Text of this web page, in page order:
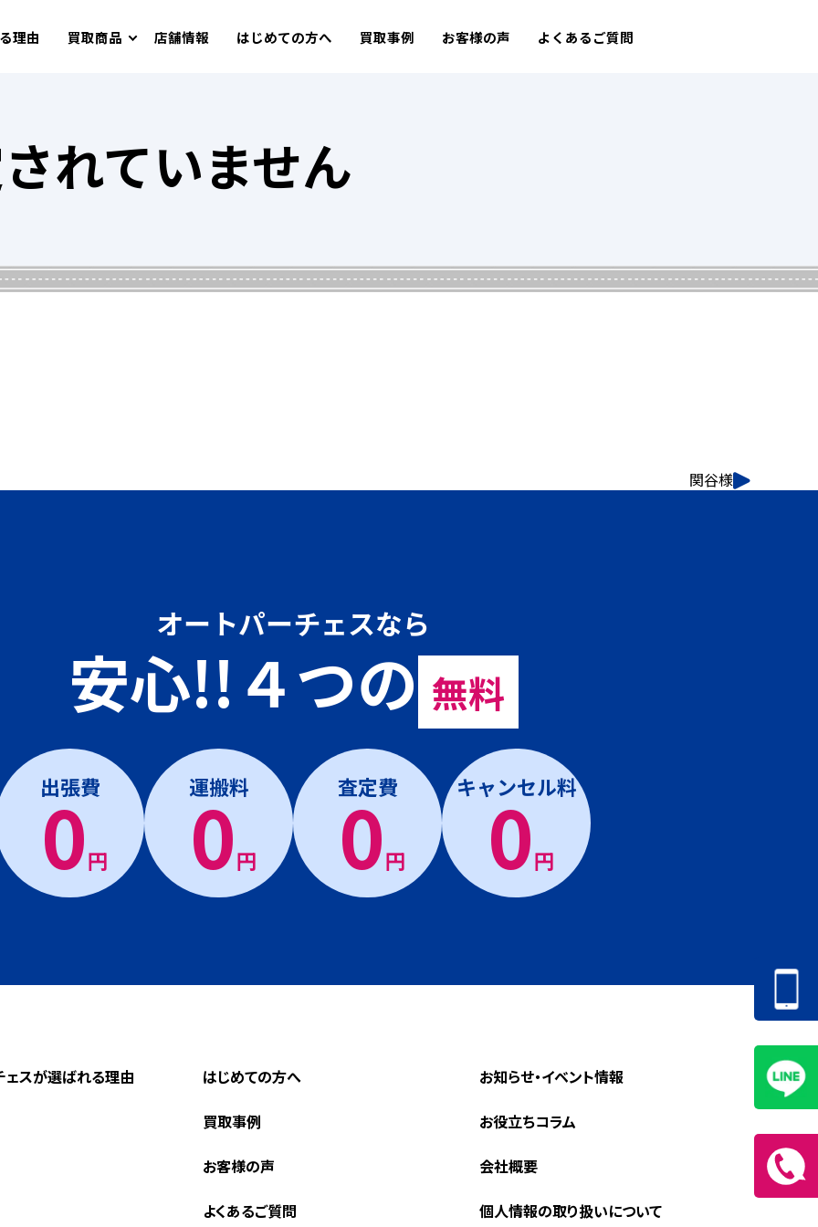
理由 買取商品 店舗情報 はじめての方へ 買取事例 お客様の声 よくあるご質問
れていません
関谷様
オートパーチェスなら
安心!!４つの 無料
出張費
0円
運搬料
0円
査定費
0円
キャンセル料
0円
ェスが選ばれる理由 はじめての方へ
買取事例
お客様の声
よくあるご質問
お知らせ・イベント情報
お役立ちコラム
会社概要
個人情報の取り扱いについて